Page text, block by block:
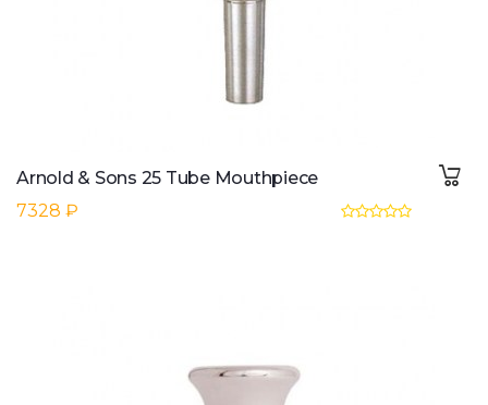
Arnold & Sons 25 Tube Mouthpiece
7328 ₽